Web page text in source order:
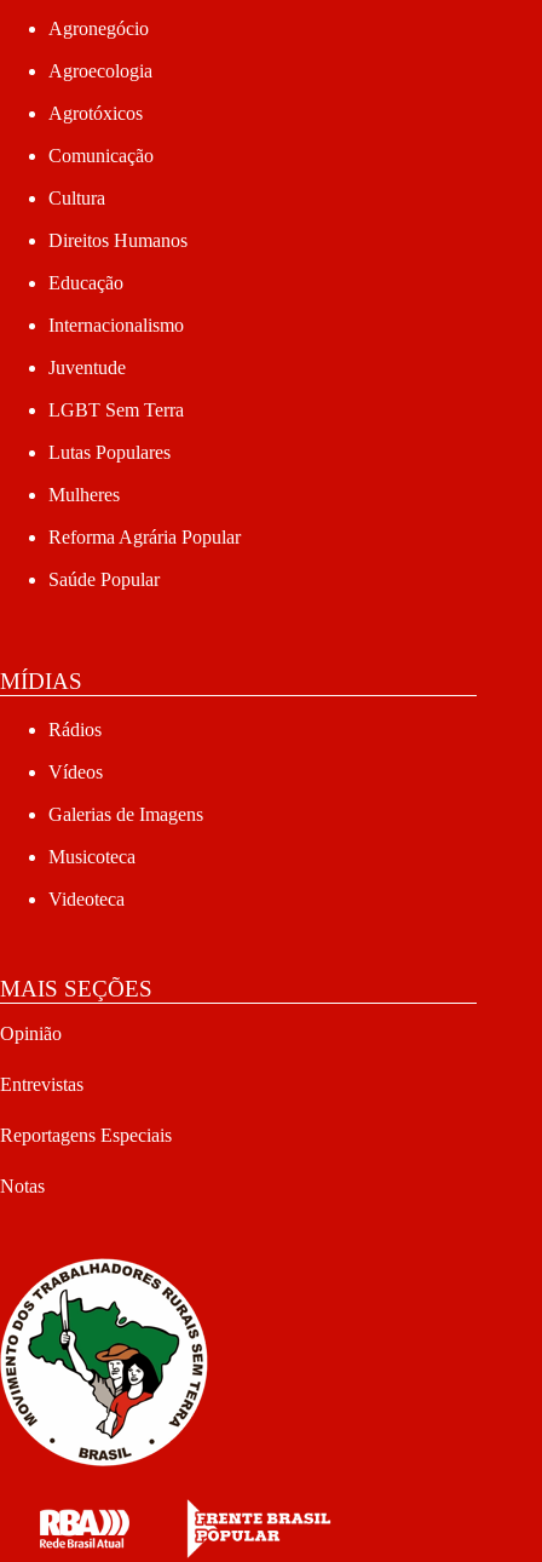
Agronegócio
Agroecologia
Agrotóxicos
Comunicação
Cultura
Direitos Humanos
Educação
Internacionalismo
Juventude
LGBT Sem Terra
Lutas Populares
Mulheres
Reforma Agrária Popular
Saúde Popular
MÍDIAS
Rádios
Vídeos
Galerias de Imagens
Musicoteca
Videoteca
MAIS SEÇÕES
Opinião
Entrevistas
Reportagens Especiais
Notas